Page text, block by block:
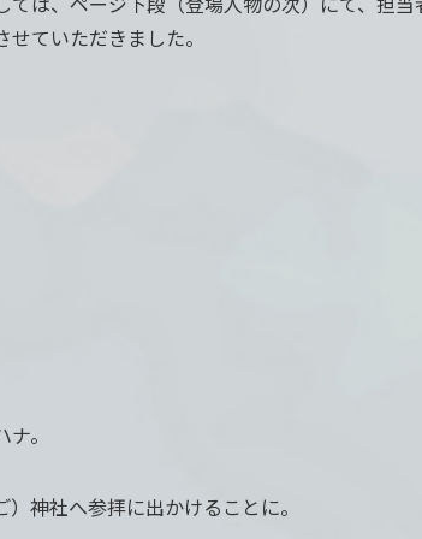
ていただきました。
。
神社へ参拝に出かけることに。